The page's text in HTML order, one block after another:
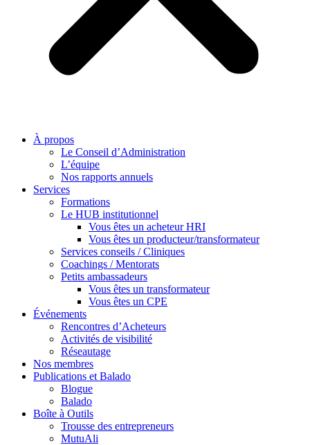
À propos
Le Conseil d’Administration
L’équipe
Nos rapports annuels
Services
Formations
Le HUB institutionnel
Vous êtes un acheteur HRI
Vous êtes un producteur/transformateur
Services conseils / Cliniques
Coachings / Mentorats
Petits ambassadeurs
Vous êtes un transformateur
Vous êtes un CPE
Événements
Rencontres d’Acheteurs
Activités de visibilité
Réseautage
Nos membres
Publications et Balado
Blogue
Balado
Boîte à Outils
Trousse des entrepreneurs
MutuAli